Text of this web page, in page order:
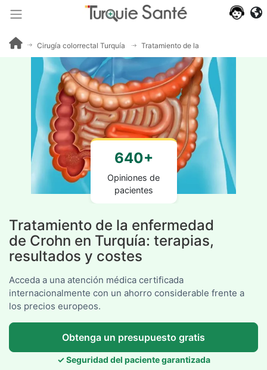
Cirugía colorrectal Turquía Tratamiento de la enfermedad de
Tratamiento de la enfermedad
de Crohn en Turquía: terapias,
resultados y costes
Acceda a una atención médica certificada
internacionalmente con un ahorro considerable frente a
los precios europeos.
Obtenga un presupuesto gratis
✓ Seguridad del paciente garantizada
640+
Opiniones de
pacientes